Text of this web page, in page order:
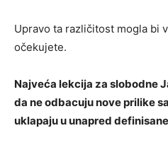
Upravo ta različitost mogla bi
očekujete.
Najveća lekcija za slobodne
da ne odbacuju nove prilike
uklapaju u unapred